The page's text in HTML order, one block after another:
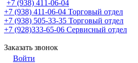
+7 (938) 411-06-04
+7 (938) 411-06-04 Торговый отдел
+7 (938) 505-33-35 Торговый отдел
+7 (928)333-65-06 Сервисный отдел
Заказать звонок
Войти